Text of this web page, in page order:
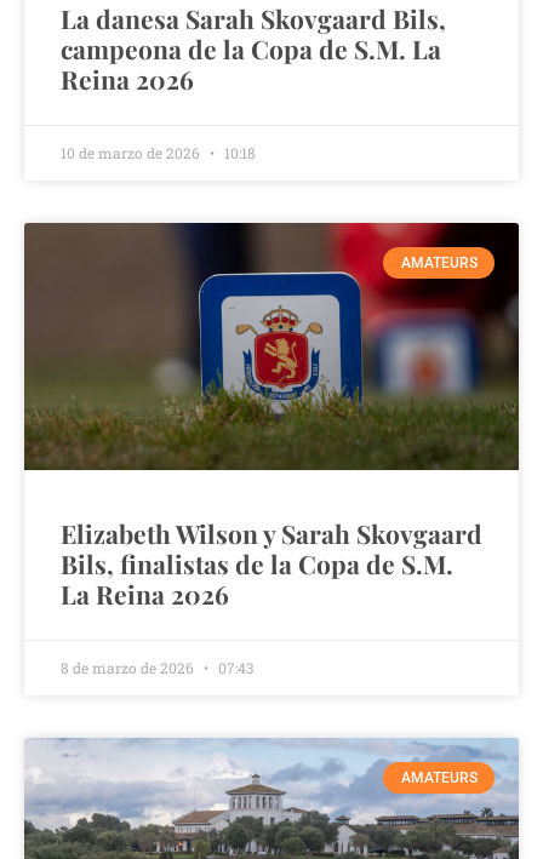
La danesa Sarah Skovgaard Bils,
campeona de la Copa de S.M. La
Reina 2026
10 de marzo de 2026 10:18
AMATEURS
Elizabeth Wilson y Sarah Skovgaard
Bils, finalistas de la Copa de S.M.
La Reina 2026
8 de marzo de 2026 07:43
AMATEURS